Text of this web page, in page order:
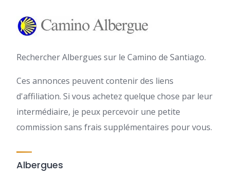
Rechercher Albergues sur le Camino de Santiago.
Ces annonces peuvent contenir des liens
d'affiliation. Si vous achetez quelque chose par leur
intermédiaire, je peux percevoir une petite
commission sans frais supplémentaires pour vous.
Albergues